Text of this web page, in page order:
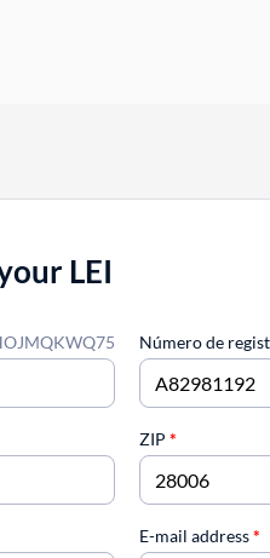
LEI
Número de
ZIP *
E-mail address*